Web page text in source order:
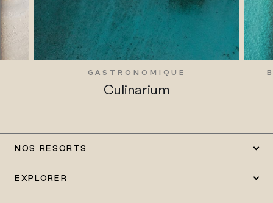
GASTRONOMIQUE
Culinarium
NOS RESORTS
EXPLORER